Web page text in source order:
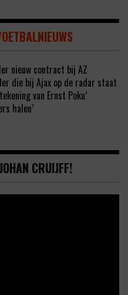
nieuw contract bij AZ
die bij Ajax op de radar staat
van Ernst Poku’
halen’
CRUIJFF!